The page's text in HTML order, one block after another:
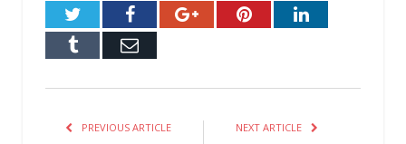
TwitterFacebookGoogle+PinterestLinkedIn
Tumblr Email
PREVIOUS ARTICLE NEXT ARTICLE